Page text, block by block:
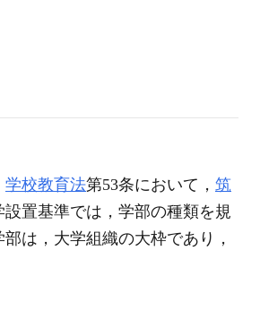
学校教育法第53条において， 筑
置基準では，学部の種類を規
は，大学組織の大枠であり，